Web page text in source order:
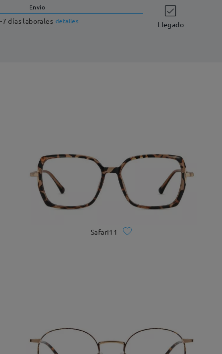
Envío
7 días laborales detalles Llegado
Safari11